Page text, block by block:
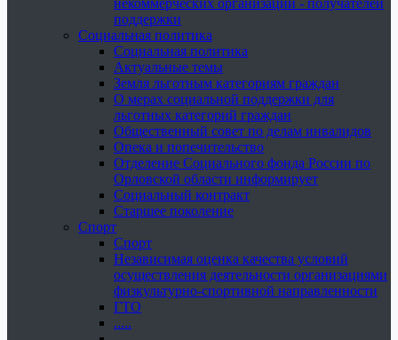
некоммерческих организаций - получателей
поддержки
Социальная политика
Социальная политика
Актуальные темы
Земля льготным категориям граждан
О мерах социальной поддержки для
льготных категорий граждан
Общественный совет по делам инвалидов
Опека и попечительство
Отделение Социального фонда России по
Орловской области информирует
Социальный контракт
Старшее поколение
Спорт
Спорт
Независимая оценка качества условий
осуществления деятельности организациями
физкультурно-спортивной направленности
ГТО
.....